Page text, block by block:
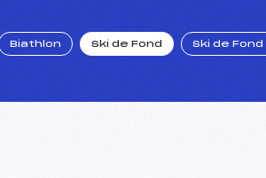
Biathlon Ski de Fond Ski de